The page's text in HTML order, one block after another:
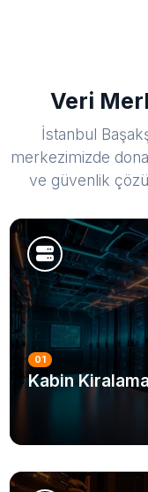
Veri
İstanbul
merkezimizde
ve güvenlik
01
Kabin Kiralama